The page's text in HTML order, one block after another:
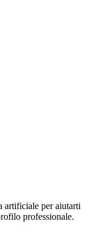
artificiale per aiutarti
professionale.